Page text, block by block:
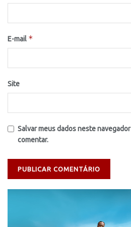
E-mail *
Site
Salvar meus dados neste
comentar.